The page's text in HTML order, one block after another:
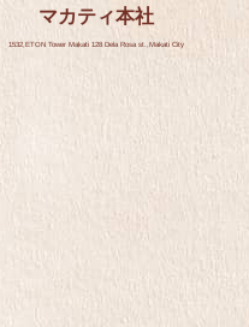
マカティ本社
1532,ETON Tower Makati 128 Dela Rosa st.,Makati City